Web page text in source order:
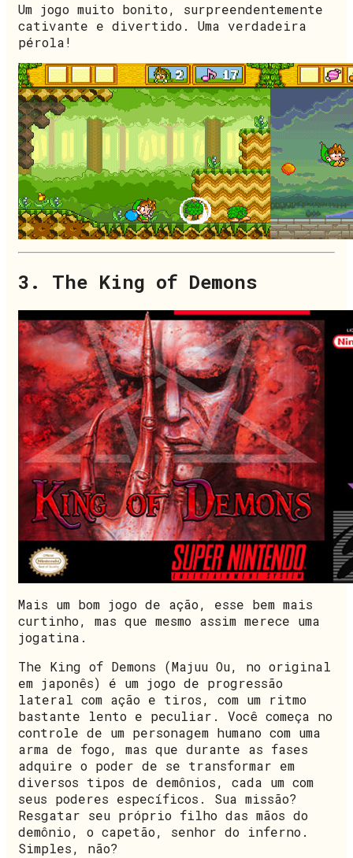
Um jogo muito bonito, surpreendentemente
cativante e divertido. Uma verdadeira
pérola!
3. The King of Demons
Mais um bom jogo de ação, esse bem mais
curtinho, mas que mesmo assim merece uma
jogatina.
The King of Demons (Majuu Ou, no original
em japonês) é um jogo de progressão
lateral com ação e tiros, com um ritmo
bastante lento e peculiar. Você começa no
controle de um personagem humano com uma
arma de fogo, mas que durante as fases
adquire o poder de se transformar em
diversos tipos de demônios, cada um com
seus poderes específicos. Sua missão?
Resgatar seu próprio filho das mãos do
demônio, o capetão, senhor do inferno.
Simples, não?